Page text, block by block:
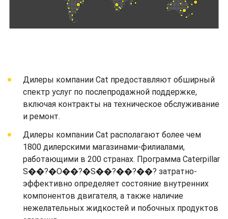
Дилеры компании Cat предоставляют обширный
спектр услуг по послепродажной поддержке,
включая контракты на техническое обслуживание
и ремонт.
Дилеры компании Cat располагают более чем
1800 дилерскими магазинами-филиалами,
работающими в 200 странах. Программа Caterpillar
S��?�O��?�S��?��?��? затратно-
эффективно определяет состояние внутренних
компонентов двигателя, а также наличие
нежелательных жидкостей и побочных продуктов